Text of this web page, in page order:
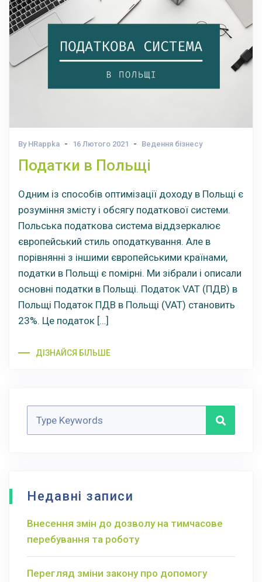
By HRappka 16 Лютого 2021 Ведення бізнесу
Податки в Польщі
Одним із способів оптимізації доходу в Польщі є
розуміння змісту і обсягу податкової системи.
Польська податкова система віддзеркалює
європейський стиль оподаткування. Але в
порівнянні з іншими європейськими країнами,
податки в Польщі є помірні. Ми зібрали і описали
основні податки в Польщі. Податок VAT (ПДВ) в
Польщі Податок ПДВ в Польщі (VAT) становить
23%. Це податок […]
ДІЗНАЙСЯ БІЛЬШЕ
Недавні записи
Внесення змін до дозволу на тимчасове
перебування та роботу
Перегляд зміни закону про допомогу